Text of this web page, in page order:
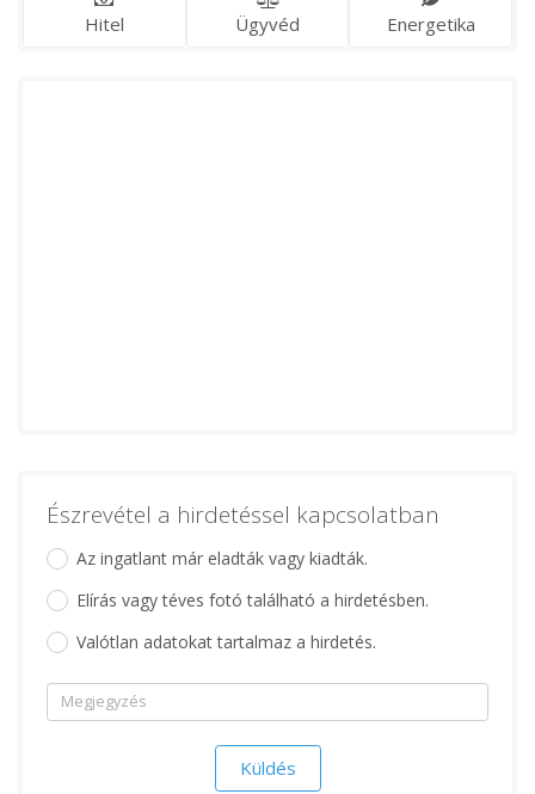
Hitel Ügyvéd Energetika
Észrevétel a hirdetéssel kapcsolatban
Az ingatlant már eladták vagy kiadták.
Elírás vagy téves fotó található a hirdetésben.
Valótlan adatokat tartalmaz a hirdetés.